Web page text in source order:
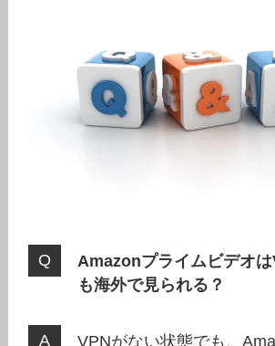
Amazonプライムビデオ
も海外で見られる？
VPNがない状態でも、